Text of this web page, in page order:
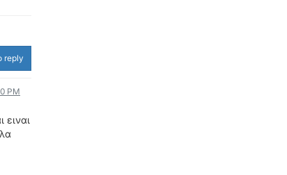
reply
PM
ΑΓΩΝΙΣΤΙΚΕΣ ΓΝΩΡΙΜΙΕΣ
ΔΟΚΙΜΕΣ ΕΛΑΣΤΙΚΩΝ
ΟΔΟΙΠΟΡΙΚΑ
VIDEO